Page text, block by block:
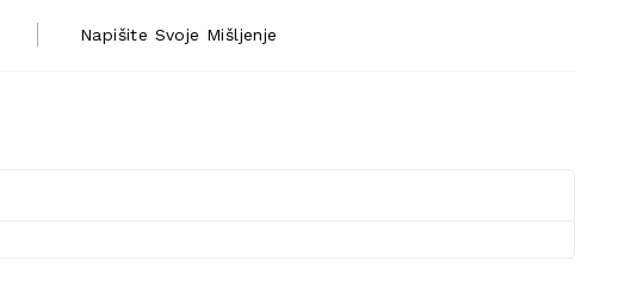
Napišite Svoje Mišljenje